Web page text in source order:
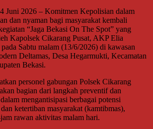
Juni 2026 – Komitmen Kepolisian dalam
dan nyaman bagi masyarakat kembali
“Jaga Bekasi On The Spot” yang
Kapolsek Cikarang Pusat, AKP Elia
Sabtu malam (13/6/2026) di kawasan
Deltamas, Desa Hegarmukti, Kecamatan
Bekasi.
personel gabungan Polsek Cikarang
bagian dari langkah preventif dan
mengantisipasi berbagai potensi
ketertiban masyarakat (kamtibmas),
rawan aktivitas malam hari.